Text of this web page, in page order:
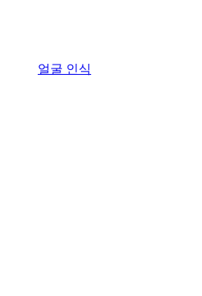
얼굴 인식